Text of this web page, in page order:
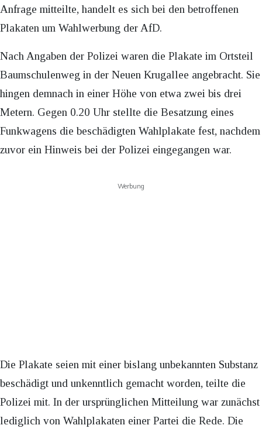
Anfrage mitteilte, handelt es sich bei den betroffenen
Plakaten um Wahlwerbung der AfD.
Nach Angaben der Polizei waren die Plakate im Ortsteil
Baumschulenweg in der Neuen Krugallee angebracht. Sie
hingen demnach in einer Höhe von etwa zwei bis drei
Metern. Gegen 0.20 Uhr stellte die Besatzung eines
Funkwagens die beschädigten Wahlplakate fest, nachdem
zuvor ein Hinweis bei der Polizei eingegangen war.
Werbung
Die Plakate seien mit einer bislang unbekannten Substanz
beschädigt und unkenntlich gemacht worden, teilte die
Polizei mit. In der ursprünglichen Mitteilung war zunächst
lediglich von Wahlplakaten einer Partei die Rede. Die